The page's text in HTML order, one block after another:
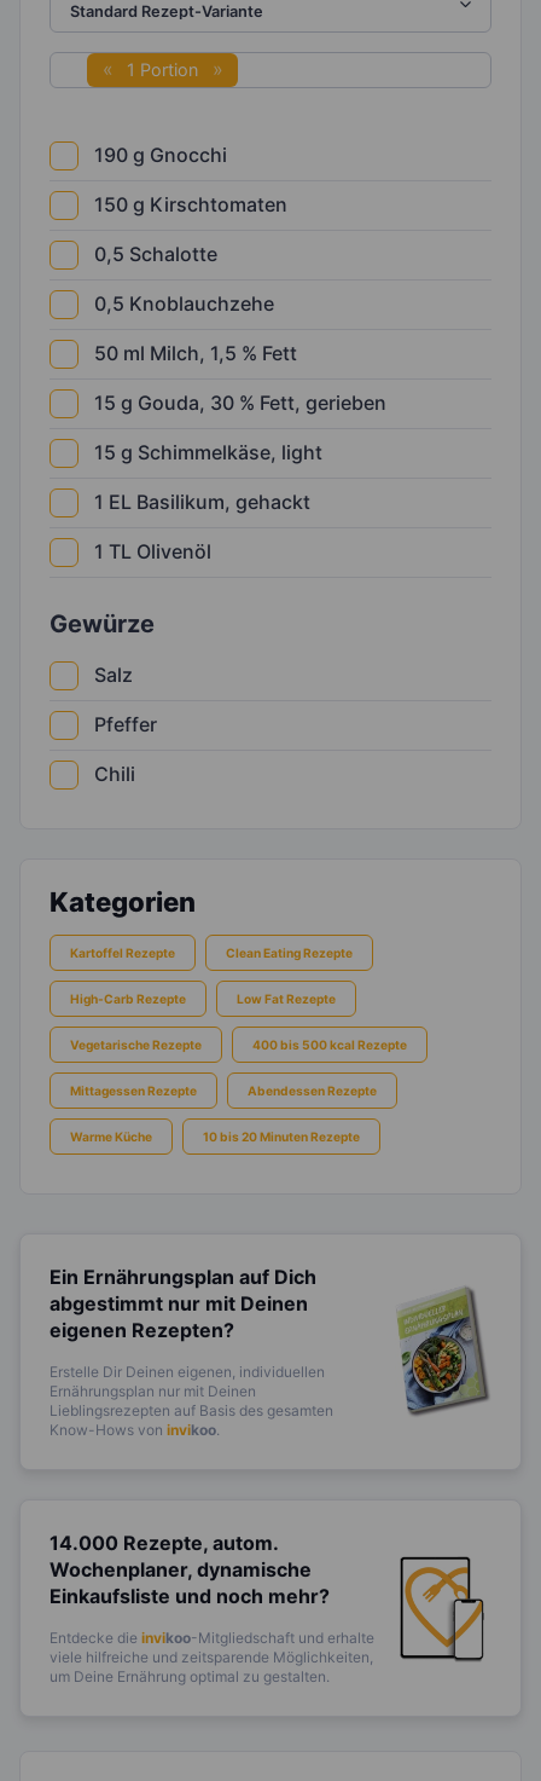
1 Portion
190 g Gnocchi
150 g Kirschtomaten
0,5 Schalotte
0,5 Knoblauchzehe
50 ml Milch, 1,5 % Fett
15 g Gouda, 30 % Fett, gerieben
15 g Schimmelkäse, light
1 EL Basilikum, gehackt
1 TL Olivenöl
Gewürze
Salz
Pfeffer
Chili
Kategorien
Kartoffel Rezepte Clean Eating Rezepte
High-Carb Rezepte Low Fat Rezepte
Vegetarische Rezepte 400 bis 500 kcal Rezepte
Mittagessen Rezepte Abendessen Rezepte
Warme Küche 10 bis 20 Minuten Rezepte
Ein Ernährungsplan auf Dich
abgestimmt nur mit Deinen
eigenen Rezepten?
Erstelle Dir Deinen eigenen, individuellen
Ernährungsplan nur mit Deinen
Lieblingsrezepten auf Basis des gesamten
Know-Hows von invikoo
14.000 Rezepte, autom.
Wochenplaner, dynamische
Einkaufsliste und noch mehr?
Entdecke die invikoo-Mitgliedschaft und erhalte
viele hilfreiche und zeitsparende Möglichkeiten,
um Deine Ernährung optimal zu gestalten.